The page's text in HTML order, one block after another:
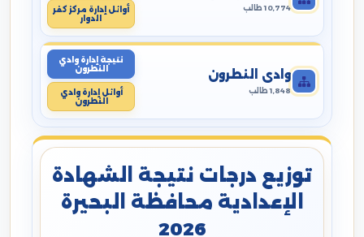
10,774 طالب
أوائل إدارة مركز كفر
الدوار
وادي النطرون
1,848 طالب
نتيجة إدارة وادي
النطرون
أوائل إدارة وادي
النطرون
توزيع درجات نتيجة الشهادة
الإعدادية محافظة البحيرة
2026